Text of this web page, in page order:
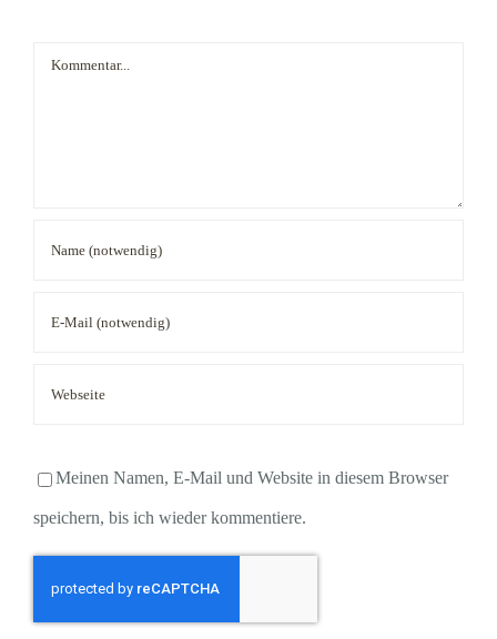
Kommentar
Meinen Namen, E-Mail und Website in diesem Browser
speichern, bis ich wieder kommentiere.